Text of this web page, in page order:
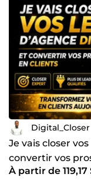
passer
répondre à vos
solution la plus
Digital_Closer
Je vais closer
convertir vos
À partir de 119,17